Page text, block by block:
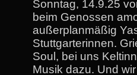
Sonntag, 14.9.25
beim Genossen
außerplanmäßig
Stuttgarterinnen.
Soul, bei uns
Musik dazu. Und